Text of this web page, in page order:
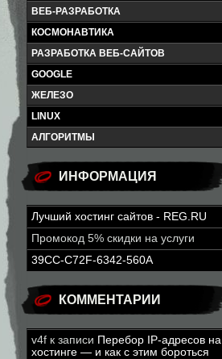
ВЕБ-РАЗРАБОТКА
КОСМОНАВТИКА
РАЗРАБОТКА ВЕБ-САЙТОВ
GOOGLE
ЖЕЛЕЗО
LINUX
АЛГОРИТМЫ
ИНФОРМАЦИЯ
Лучший хостинг сайтов - REG.RU
Промокод 5% скидки на услуги
39CC-C72F-6342-560A
КОММЕНТАРИИ
v4f к записи Перебор IP-адресов на
хостинге — и как с этим бороться